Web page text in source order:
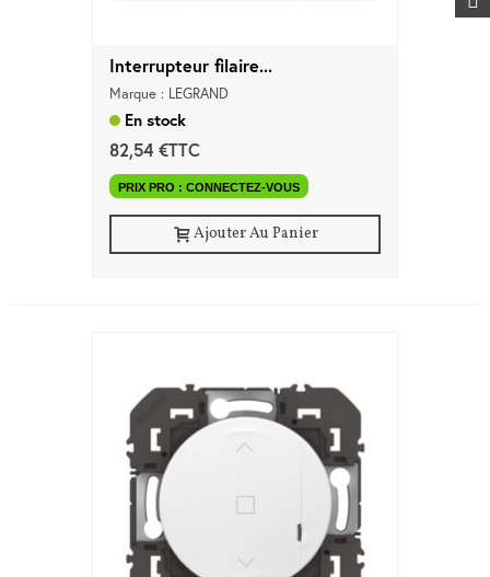
Interrupteur filaire...
Marque : LEGRAND
En stock
82,54 €TTC
PRIX PRO : CONNECTEZ-VOUS
Ajouter Au Panier